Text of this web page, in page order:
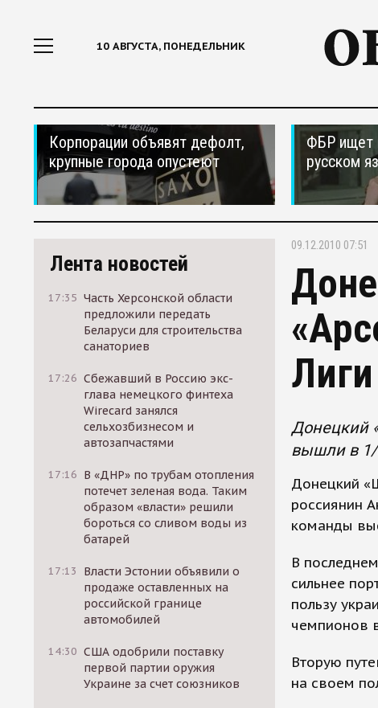
10 АВГУСТА, ПОНЕДЕЛЬНИК
Корпорации объявят дефолт,
крупные города опустеют
ФБР ищет
русском
Лента новостей
17:35 Часть Херсонской области
предложили передать
Беларуси для строительства
санаториев
17:26 Сбежавший в Россию экс-
глава немецкого финтеха
Wirecard занялся
сельхозбизнесом и
автозапчастями
17:16 В «ДНР» по трубам отопления
потечет зеленая вода. Таким
образом «власти» решили
бороться со сливом воды из
батарей
17:13
Власти Эстонии объявили о
продаже оставленных на
российской границе
автомобилей
14:30 США одобрили поставку
первой партии оружия
Украине за счет союзников
09.12.2010 07:51
Донецкий
вышли в 1/
Донецкий
россиянин
команды
В
сильнее
пользу
чемпионов
Вторую
на своем